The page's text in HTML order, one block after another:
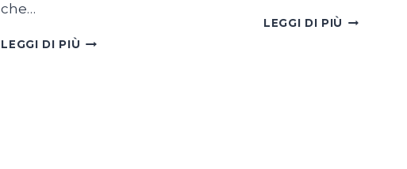
che…
LEGGI DI PIÙ BARBA:
LEGGI DI PIÙ FUGGIRE